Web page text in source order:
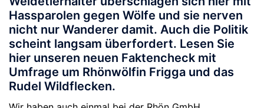
Hassparolen gegen Wölfe und sie nerven
nicht nur Wanderer damit. Auch die Politik
scheint langsam überfordert. Lesen Sie
hier unseren neuen Faktencheck mit
Umfrage um Rhönwölfin Frigga und das
Rudel Wildflecken.